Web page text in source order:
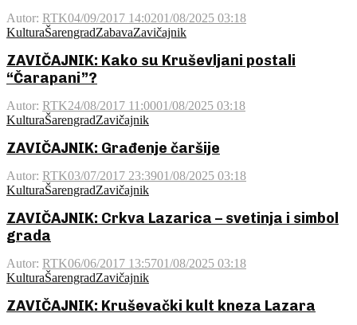
Autor: RTK04/09/2017 14:0201/08/2025 03:18
KulturaŠarengradZabavaZavičajnik
ZAVIČAJNIK: Kako su Kruševljani postali
“Čarapani”?
Autor: RTK24/08/2017 11:0001/08/2025 03:18
KulturaŠarengradZavičajnik
ZAVIČAJNIK: Građenje čaršije
Autor: RTK03/07/2017 23:3901/08/2025 03:18
KulturaŠarengradZavičajnik
ZAVIČAJNIK: Crkva Lazarica – svetinja i simbol
grada
Autor: RTK06/06/2017 13:5701/08/2025 03:18
KulturaŠarengradZavičajnik
ZAVIČAJNIK: Kruševački kult kneza Lazara